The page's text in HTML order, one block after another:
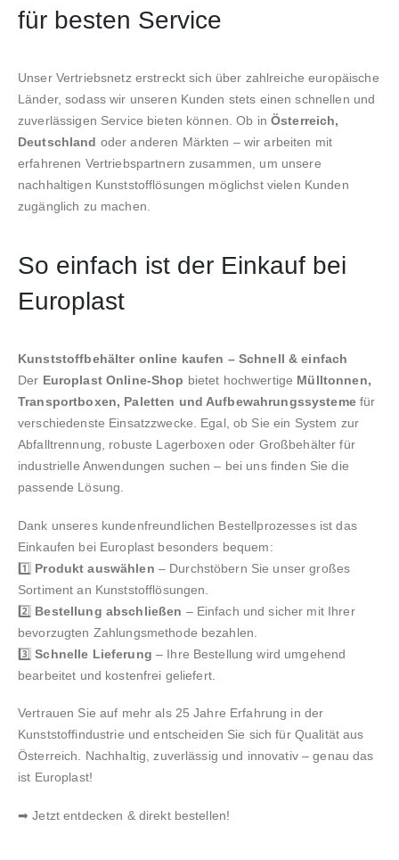
für besten Service
Unser Vertriebsnetz erstreckt sich über zahlreiche europäische
Länder, sodass wir unseren Kunden stets einen schnellen und
zuverlässigen Service bieten können. Ob inÖsterreich,
Deutschland oder anderen Märkten – wir arbeiten mit
erfahrenen Vertriebspartnern zusammen, um unsere
nachhaltigen Kunststofflösungen möglichst vielen Kunden
zugänglich zu machen.
So einfach ist der Einkauf bei
Europlast
Kunststoffbehälter online kaufen – Schnell & einfach
Der Europlast Online-Shop bietet hochwertige Mülltonnen,
Transportboxen, Paletten und Aufbewahrungssystemefür
verschiedenste Einsatzzwecke. Egal, ob Sie ein System zur
Abfalltrennung, robuste Lagerboxen oder Großbehälter für
industrielle Anwendungen suchen – bei uns finden Sie die
passende Lösung.
Dank unseres kundenfreundlichen Bestellprozesses ist das
Einkaufen bei Europlast besonders bequem:
1️⃣ Produkt auswählen – Durchstöbern Sie unser großes
Sortiment an Kunststofflösungen.
2️⃣ Bestellung abschließen – Einfach und sicher mit Ihrer
bevorzugten Zahlungsmethode bezahlen.
3️⃣Schnelle Lieferung – Ihre Bestellung wird umgehend
bearbeitet und kostenfrei geliefert.
Vertrauen Sie auf mehr als 25 Jahre Erfahrung in der
Kunststoffindustrie und entscheiden Sie sich für Qualität aus
Österreich. Nachhaltig, zuverlässig und innovativ – genau das
ist Europlast!
➡ Jetzt entdecken & direkt bestellen!